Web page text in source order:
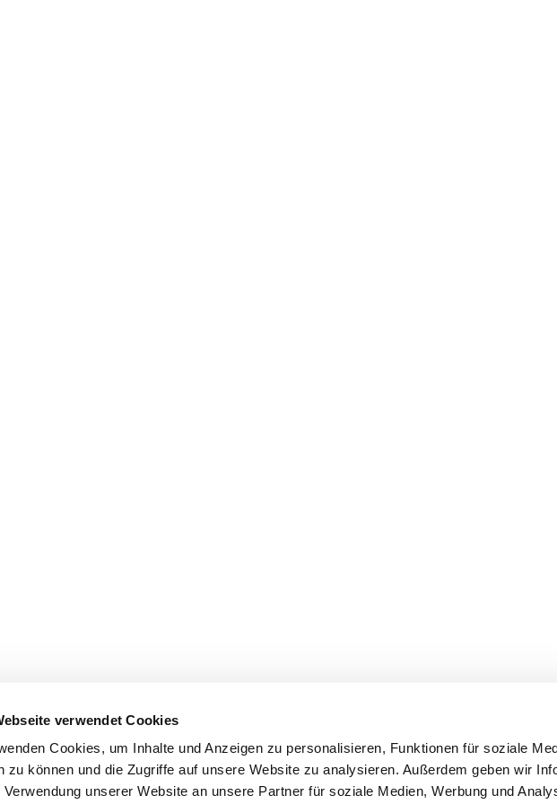
verwendet Cookies
Cookies, um Inhalte und Anzeigen zu personalisieren, Funktionen für soziale
zu können und die Zugriffe auf unsere Website zu analysieren. Außerdem geben wir
unserer Website an unsere Partner für soziale Medien, Werbung und